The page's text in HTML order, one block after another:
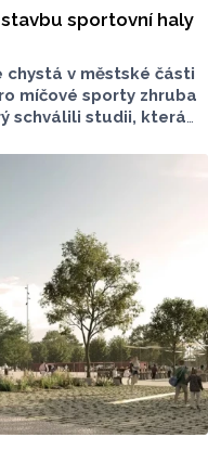
sportovní haly
v městské části
míčové sporty zhruba
schválili studii, která
náměstek Miloslav